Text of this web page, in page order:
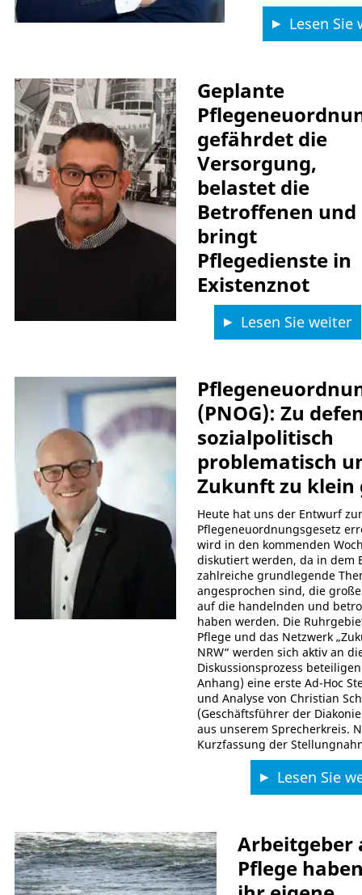
Lesen Sie
Geplante
gefährdet die
Versorgung,
belastet die
Betroffenen und
bringt
Pflegedienste in
Existenznot
Lesen Sie weiter
(PNOG): Zu
sozialpolitisch
problematisch
Zukunft zu klein
Heute hat uns der Entwurf
Pflegeneuordnungsgesetz
wird in den kommenden
diskutiert werden, da in dem
zahlreiche grundlegende
angesprochen sind, die
auf die handelnden und
haben werden. Die
Pflege und das Netzwerk
NRW“ werden sich aktiv an
Diskussionsprozess
Anhang) eine erste Ad-Hoc
und Analyse von Christian
(Geschäftsführer der
aus unserem Sprecherkreis.
Kurzfassung der
Lesen Sie
Arbeitgeber
Pflege